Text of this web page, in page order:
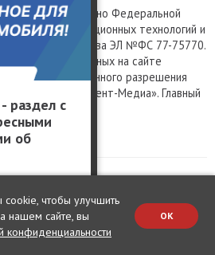
раздел с
об
зарегистрировано Федеральной
связи, информационных технологий и
свидетельства ЭЛ №ФС 77-75770.
размещенных на сайте
только с письменного разрешения
ООО «Президент-Медиа». Главный
чтобы улучшить
нашем сайте, вы
конфиденциальности
OK